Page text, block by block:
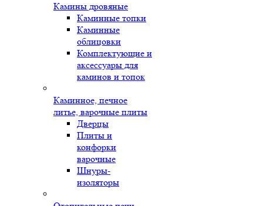
Камины дровяные
Каминные топки
Каминные
облицовки
Комплектующие и
аксессуары для
каминов и топок
Каминное, печное
литье, варочные плиты
Дверцы
Плиты и
конфорки
варочные
Шнуры-
изоляторы